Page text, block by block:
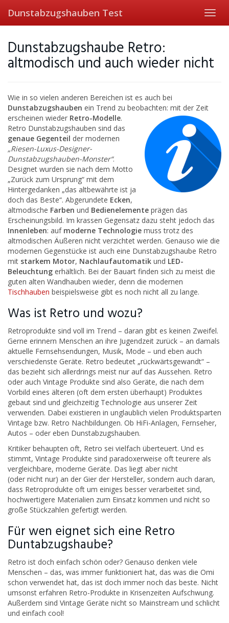
main
Dunstabzugshauben Test
Dunstabzugshaube Retro:
altmodisch und auch wieder nicht
Wie in so vielen anderen Bereichen ist es auch bei
Dunstabzugshauben ein Trend zu beobachten: mit der Zeit
erscheinen wieder Retro-Modelle.
Retro Dunstabzugshauben sind das
genaue Gegenteil der modernen
„Riesen-Luxus-Designer-
Dunstabzugshauben-Monster“.
Designet wurden sie nach dem Motto
„Zurück zum Ursprung“ mit dem
Hintergedanken „das altbewährte ist ja
doch das Beste“. Abgerundete Ecken,
altmodische Farben und Bedienelemente prägen das
Erscheinungsbild. Im krassen Gegensatz dazu steht jedoch das
Innenleben: auf moderne Technologie muss trotz des
altmodischen Äußeren nicht verzichtet werden. Genauso wie die
modernen Gegenstücke ist auch eine Dunstabzugshaube Retro
mit starkem Motor, Nachlaufautomatik und LED-
Beleuchtung erhältlich. Bei der Bauart finden sich zu meist die
guten alten Wandhauben wieder, denn die modernen
Tischhauben beispielsweise gibt es noch nicht all zu lange.
Was ist Retro und wozu?
Retroprodukte sind voll im Trend – daran gibt es keinen Zweifel.
Gerne erinnern Menschen an ihre Jugendzeit zurück – an damals
aktuelle Fernsehsendungen, Musik, Mode – und eben auch
verschiedenste Geräte. Retro bedeutet „rückwärtsgewandt“ –
das bezieht sich allerdrings meist nur auf das Aussehen. Retro
oder auch Vintage Produkte sind also Geräte, die nach dem
Vorbild eines älteren (oft dem ersten überhaupt) Produktes
gebaut sind und gleichzeitig Technologie aus unserer Zeit
verwenden. Dabei existieren in unglaublich vielen Produktsparten
Vintage bzw. Retro Nachbildungen. Ob HiFi-Anlagen, Fernseher,
Autos – oder eben Dunstabzugshauben.
Kritiker behaupten oft, Retro sei vielfach überteuert. Und es
stimmt, Vintage Produkte sind paradoxerweise oft teurere als
vergleichbare, moderne Geräte. Das liegt aber nicht
(oder nicht nur) an der Gier der Hersteller, sondern auch daran,
dass Retroprodukte oft um einiges besser verarbeitet sind,
hochwertigere Materialien zum Einsatz kommen und nicht so
große Stückzahlen gefertigt werden.
Für wen eignet sich eine Retro
Duntabzugshaube?
Retro ist doch einfach schön oder? Genauso denken viele
Menschen – das, was immer funktioniert hat, das was die Omi
schon verwendet hat, das ist doch immer noch das beste. Nicht
umsonst erfahren Retro-Produkte in Krisenzeiten Aufschwung.
Außerdem sind Vintage Geräte nicht so Mainstream und schlicht
und einfach cool!